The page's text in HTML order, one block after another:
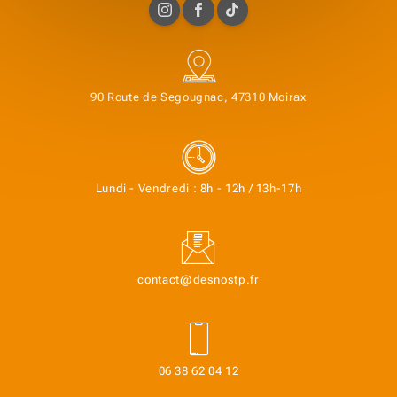
90 Route de Segougnac, 47310 Moirax
Lundi - Vendredi : 8h - 12h / 13h-17h
contact@desnostp.fr
06 38 62 04 12